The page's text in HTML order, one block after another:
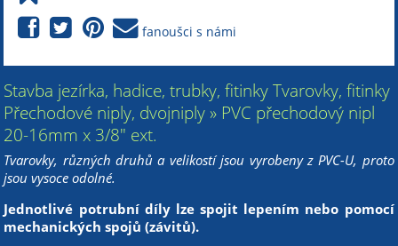
fanoušci s námi
Stavba jezírka, hadice, trubky, fitinky Tvarovky, fitinky
Přechodové niply, dvojniply » PVC přechodový nipl
20-16mm x 3/8" ext.
Tvarovky, různých druhů a velikostí jsou vyrobeny z PVC-U, proto
jsou vysoce odolné.
Jednotlivé potrubní díly lze spojit lepením nebo pomocí
mechanických spojů (závitů).